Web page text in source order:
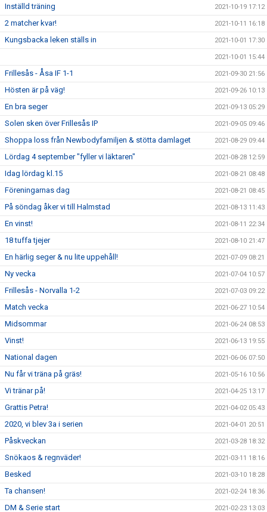
Inställd träning 2021-10-19 17:12
2 matcher kvar! 2021-10-11 16:18
Kungsbacka leken ställs in 2021-10-01 17:30
2021-10-01 15:44
Frillesås - Åsa IF 1-1 2021-09-30 21:56
Hösten är på väg! 2021-09-26 10:13
En bra seger 2021-09-13 05:29
Solen sken över Frillesås IP 2021-09-05 09:46
Shoppa loss från Newbodyfamiljen & stötta damlaget 2021-08-29 09:44
Lördag 4 september "fyller vi läktaren" 2021-08-28 12:59
Idag lördag kl.15 2021-08-21 08:48
Föreningarnas dag 2021-08-21 08:45
På söndag åker vi till Halmstad 2021-08-13 11:43
En vinst! 2021-08-11 22:34
18 tuffa tjejer 2021-08-10 21:47
En härlig seger & nu lite uppehåll! 2021-07-09 08:21
Ny vecka 2021-07-04 10:57
Frillesås - Norvalla 1-2 2021-07-03 09:22
Match vecka 2021-06-27 10:54
Midsommar 2021-06-24 08:53
Vinst! 2021-06-13 19:55
National dagen 2021-06-06 07:50
Nu får vi träna på gräs! 2021-05-16 10:56
Vi tränar på! 2021-04-25 13:17
Grattis Petra! 2021-04-02 05:43
2020, vi blev 3a i serien 2021-04-01 20:51
Påskveckan 2021-03-28 18:32
Snökaos & regnväder! 2021-03-11 18:16
Besked 2021-03-10 18:28
Ta chansen! 2021-02-24 18:36
DM & Serie start 2021-02-23 13:03